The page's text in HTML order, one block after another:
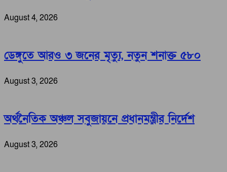
August 4, 2026
ডেঙ্গুতে আরও ৩ জনের মৃত্যু, নতুন শনাক্ত ৫৮০
August 3, 2026
অর্থনৈতিক অঞ্চল সবুজায়নে প্রধানমন্ত্রীর নির্দেশ
August 3, 2026